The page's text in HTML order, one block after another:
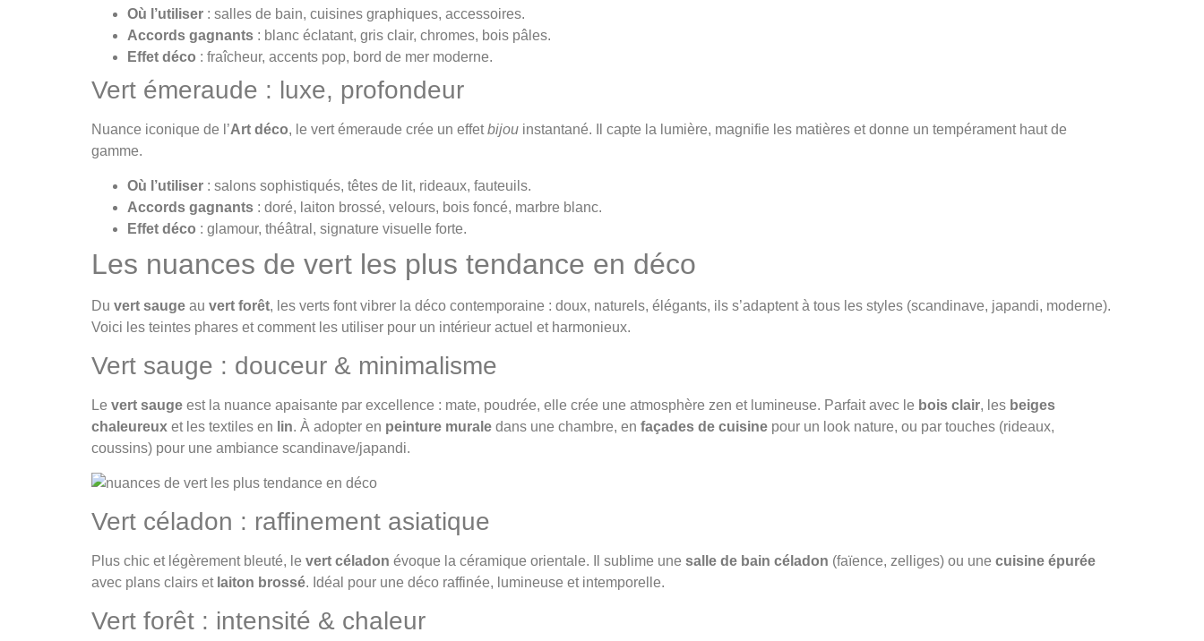
Où l’utiliser : salles de bain, cuisines graphiques, accessoires.
Accords gagnants : blanc éclatant, gris clair, chromes, bois pâles.
Effet déco : fraîcheur, accents pop, bord de mer moderne.
Vert émeraude : luxe, profondeur
Nuance iconique de l’Art déco, le vert émeraude crée un effetbijou instantané. Il capte la lumière, magnifie les matières et donne un tempérament haut de
gamme.
Où l’utiliser : salons sophistiqués, têtes de lit, rideaux, fauteuils.
Accords gagnants : doré, laiton brossé, velours, bois foncé, marbre blanc.
Effet déco : glamour, théâtral, signature visuelle forte.
Les nuances de vert les plus tendance en déco
Du vert sauge au vert forêt, les verts font vibrer la déco contemporaine : doux, naturels, élégants, ils s’adaptent à tous les styles (scandinave, japandi, moderne).
Voici les teintes phares et comment les utiliser pour un intérieur actuel et harmonieux.
Vert sauge : douceur & minimalisme
Le vert sauge est la nuance apaisante par excellence : mate, poudrée, elle crée une atmosphère zen et lumineuse. Parfait avec le bois clair, les beiges
chaleureux et les textiles en lin. À adopter en peinture murale dans une chambre, en façades de cuisine pour un look nature, ou par touches (rideaux,
coussins) pour une ambiance scandinave/japandi.
Vert céladon : raffinement asiatique
Plus chic et légèrement bleuté, le vert céladon évoque la céramique orientale. Il sublime une salle de bain céladon (faïence, zelliges) ou une cuisine épurée
avec plans clairs et laiton brossé. Idéal pour une déco raffinée, lumineuse et intemporelle.
Vert forêt : intensité & chaleur